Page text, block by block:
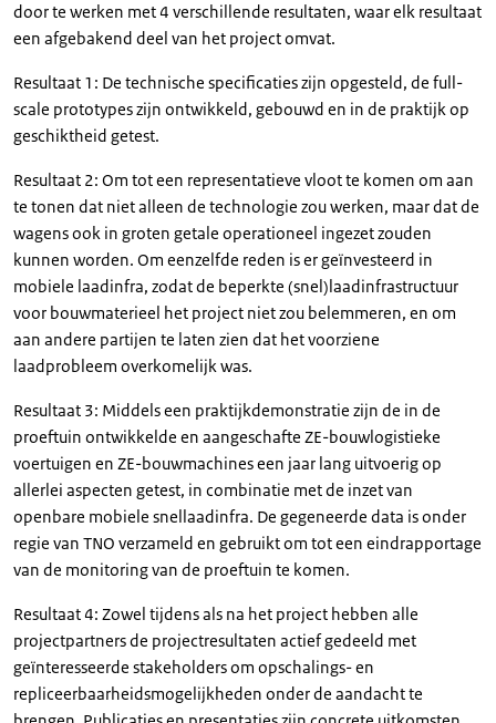
door te werken met 4 verschillende resultaten, waar elk resultaat
een afgebakend deel van het project omvat.
Resultaat 1: De technische specificaties zijn opgesteld, de full-
scale prototypes zijn ontwikkeld, gebouwd en in de praktijk op
geschiktheid getest.
Resultaat 2: Om tot een representatieve vloot te komen om aan
te tonen dat niet alleen de technologie zou werken, maar dat de
wagens ook in groten getale operationeel ingezet zouden
kunnen worden. Om eenzelfde reden is er geïnvesteerd in
mobiele laadinfra, zodat de beperkte (snel)laadinfrastructuur
voor bouwmaterieel het project niet zou belemmeren, en om
aan andere partijen te laten zien dat het voorziene
laadprobleem overkomelijk was.
Resultaat 3: Middels een praktijkdemonstratie zijn de in de
proeftuin ontwikkelde en aangeschafte ZE-bouwlogistieke
voertuigen en ZE-bouwmachines een jaar lang uitvoerig op
allerlei aspecten getest, in combinatie met de inzet van
openbare mobiele snellaadinfra. De gegeneerde data is onder
regie van TNO verzameld en gebruikt om tot een eindrapportage
van de monitoring van de proeftuin te komen.
Resultaat 4: Zowel tijdens als na het project hebben alle
projectpartners de projectresultaten actief gedeeld met
geïnteresseerde stakeholders om opschalings- en
repliceerbaarheidsmogelijkheden onder de aandacht te